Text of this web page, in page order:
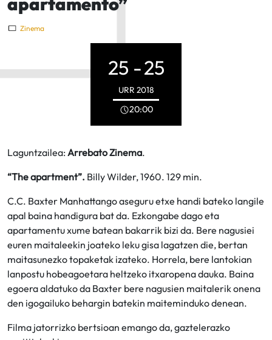
Zinema
25 -25
URR 2018
20:00
Laguntzailea: Arrebato Zinema.
“The apartment”. Billy Wilder, 1960. 129 min.
C.C. Baxter Manhattango aseguru etxe handi bateko langile
apal baina handigura bat da. Ezkongabe dago eta
apartamentu xume batean bakarrik bizi da. Bere nagusiei
euren maitaleekin joateko leku gisa lagatzen die, bertan
maitasunezko topaketak izateko. Horrela, bere lantokian
lanpostu hobeagoetara heltzeko itxaropena dauka. Baina
egoera aldatuko da Baxter bere nagusien maitalerik onena
den igogailuko behargin batekin maiteminduko denean.
Filma jatorrizko bertsioan emango da, gaztelerazko